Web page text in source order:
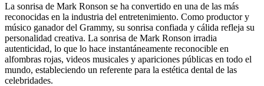
La sonrisa de Mark Ronson se ha convertido en una de las más
reconocidas en la industria del entretenimiento. Como productor y
músico ganador del Grammy, su sonrisa confiada y cálida refleja su
personalidad creativa. La sonrisa de Mark Ronson irradia
autenticidad, lo que lo hace instantáneamente reconocible en
alfombras rojas, videos musicales y apariciones públicas en todo el
mundo, estableciendo un referente para la estética dental de las
celebridades.